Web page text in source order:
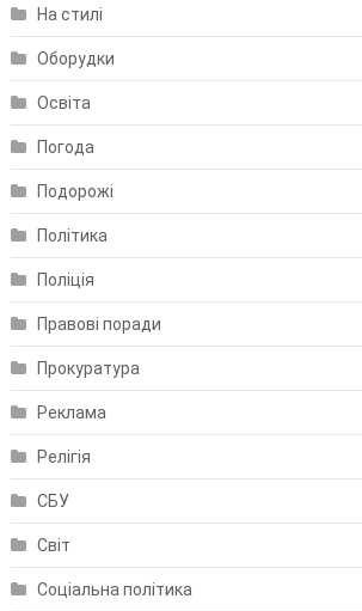
На стилі
Оборудки
Освіта
Погода
Подорожі
Політика
Поліція
Правові поради
Прокуратура
Реклама
Релігія
СБУ
Світ
Соціальна політика